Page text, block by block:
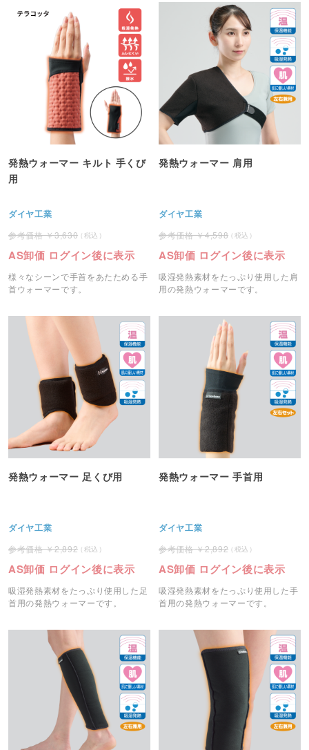
発熱ウォーマー キルト 手くび
用
ダイヤ工業
3,630
AS卸価 ログイン後に表示
様々なシーンで手首をあたためる手
首ウォーマーです。
発熱ウォーマー 肩用
ダイヤ工業
4,598
AS卸価 ログイン後に表示
吸湿発熱素材をたっぷり使用した肩
用の発熱ウォーマーです。
発熱ウォーマー 足くび用
ダイヤ工業
2,892
AS卸価 ログイン後に表示
吸湿発熱素材をたっぷり使用した足
首用の発熱ウォーマーです。
発熱ウォーマー 手首用
ダイヤ工業
2,892
AS卸価 ログイン後に表示
吸湿発熱素材をたっぷり使用した手
首用の発熱ウォーマーです。